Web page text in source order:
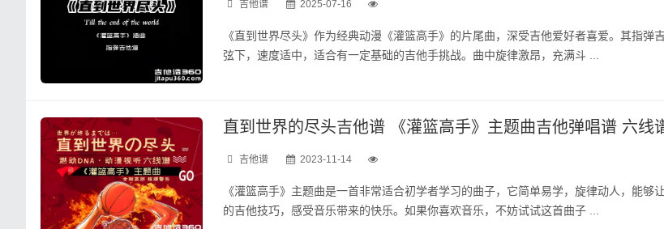
吉他谱 2025-07-16
《直到世界尽头》作为经典动漫《灌篮高手》的片尾曲，深受吉他爱好者喜爱。其指弹
弦下，速度适中，适合有一定基础的吉他手挑战。曲中旋律激昂，充满斗 ...
直到世界的尽头吉他谱 《灌篮高手》主题曲吉他弹唱谱 六线
吉他谱 2023-11-14
《灌篮高手》主题曲是一首非常适合初学者学习的曲子，它简单易学，旋律动人，能够
的吉他技巧，感受音乐带来的快乐。如果你喜欢音乐，不妨试试这首曲子 ...